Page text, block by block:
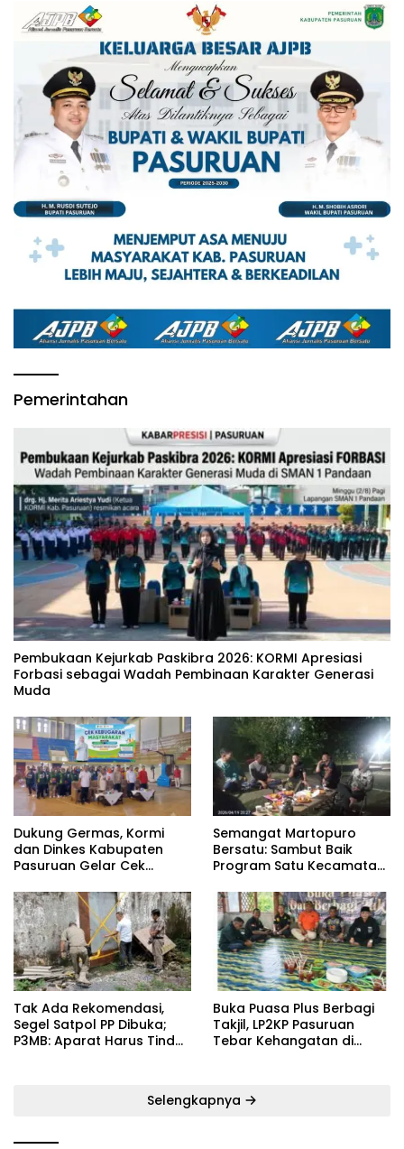
Pemerintahan
‎Pembukaan Kejurkab Paskibra 2026: KORMI Apresiasi
Forbasi sebagai Wadah Pembinaan Karakter Generasi
Muda
Dukung Germas, Kormi
dan Dinkes Kabupaten
Pasuruan Gelar Cek
Semangat Martopuro
Bersatu: Sambut Baik
Program Satu Kecamatan
Kebangkitan Persekabpas
‎Tak Ada Rekomendasi,
Segel Satpol PP Dibuka;
P3MB: Aparat Harus Tindak
‎Buka Puasa Plus Berbagi
Takjil, LP2KP Pasuruan
Tebar Kehangatan di
Selengkapnya